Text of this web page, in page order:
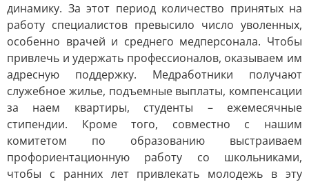
динамику. За этот период количество принятых на
работу специалистов превысило число уволенных,
особенно врачей и среднего медперсонала. Чтобы
привлечь и удержать профессионалов, оказываем им
адресную поддержку. Медработники получают
служебное жилье, подъемные выплаты, компенсации
за наем квартиры, студенты – ежемесячные
стипендии. Кроме того, совместно с нашим
комитетом по образованию выстраиваем
профориентационную работу со школьниками,
чтобы с ранних лет привлекать молодежь в эту